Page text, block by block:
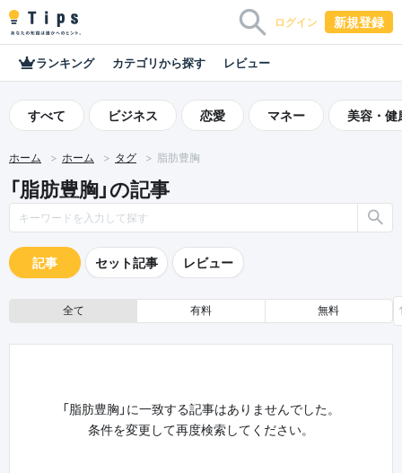
ログイン 新規登録
ランキング カテゴリから探す レビュー
すべて ビジネス 恋愛 マネー 美容・健
ホーム ホーム タグ 脂肪豊胸
「脂肪豊胸」の記事
記事 セット記事 レビュー
全て 有料 無料
「脂肪豊胸」に一致する記事はありませんでした。
条件を変更して再度検索してください。